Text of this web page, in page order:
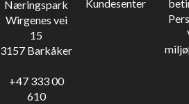
Næringspark
Wirgenes vei
15
3157 Barkåker
+47 333 00
610
Kundesenter